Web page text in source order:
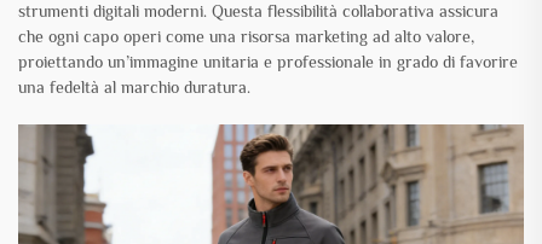
strumenti digitali moderni. Questa flessibilità collaborativa assicura
che ogni capo operi come una risorsa marketing ad alto valore,
proiettando un’immagine unitaria e professionale in grado di favorire
una fedeltà al marchio duratura.